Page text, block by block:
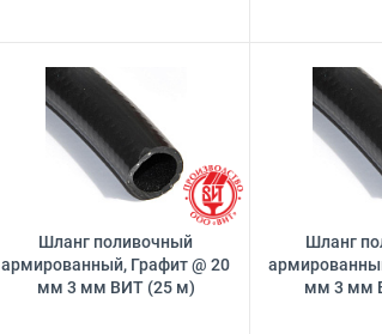
Шланг поливочный
армированный, Графит @ 20
мм 3 мм ВИТ (25 м)
Шланг
мм 3 мм